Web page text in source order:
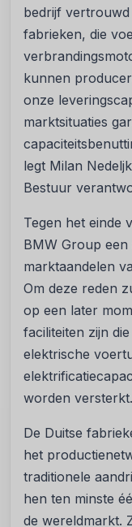
bedrijf
fabrieken, die
kunnen
onze
marktsituaties
legt Milan
Bestuur
Tegen het einde
BMW Group een
marktaandelen
Om deze reden
op een later
faciliteiten zijn
elektrische
worden versterkt.
De Duitse
het
traditionele
hen ten minste
de wereldmarkt.